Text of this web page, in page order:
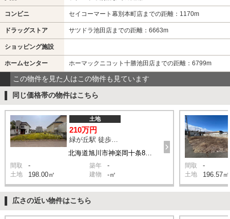
コンビニ セイコーマート幕別本町店までの距離：1170m
ドラッグストア サツドラ池田店までの距離：6663m
ショッピング施設
ホームセンター ホーマックニコット十勝池田店までの距離：6799m
この物件を見た人はこの物件も見ています
同じ価格帯の物件はこちら
土地
210万円
緑が丘駅 徒歩12分
間取 - 築年 -
土地 198.00㎡ 建物 -㎡
間取 -
土地 196.57㎡
広さの近い物件はこちら